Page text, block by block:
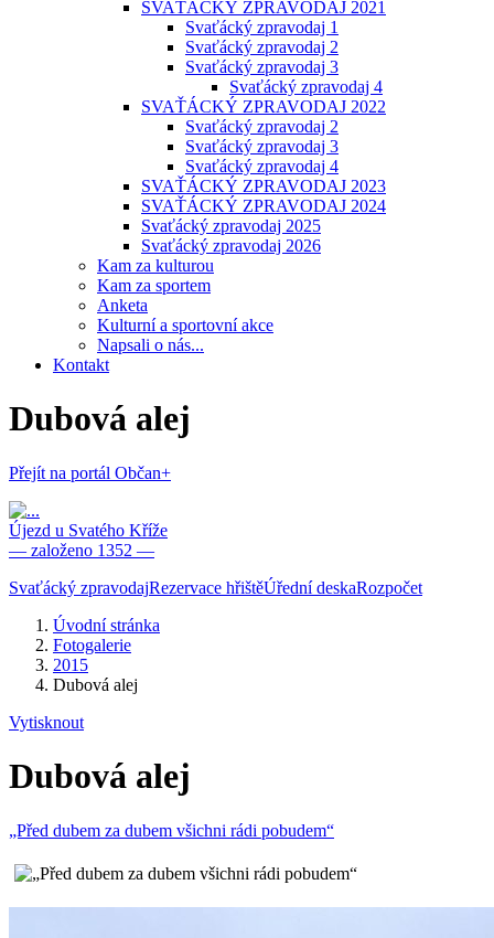
SVAŤÁCKÝ ZPRAVODAJ 2021
Svaťácký zpravodaj 1
Svaťácký zpravodaj 2
Svaťácký zpravodaj 3
Svaťácký zpravodaj 4
SVAŤÁCKÝ ZPRAVODAJ 2022
Svaťácký zpravodaj 2
Svaťácký zpravodaj 3
Svaťácký zpravodaj 4
SVAŤÁCKÝ ZPRAVODAJ 2023
SVAŤÁCKÝ ZPRAVODAJ 2024
Svaťácký zpravodaj 2025
Svaťácký zpravodaj 2026
Kam za kulturou
Kam za sportem
Anketa
Kulturní a sportovní akce
Napsali o nás...
Kontakt
Dubová alej
Přejít na portál Občan+
Újezd u Svatého Kříže
— založeno 1352 —
Svaťácký zpravodajRezervace hřištěÚřední deskaRozpočet
Úvodní stránka
Fotogalerie
2015
Dubová alej
Vytisknout
Dubová alej
„Před dubem za dubem všichni rádi pobudem“